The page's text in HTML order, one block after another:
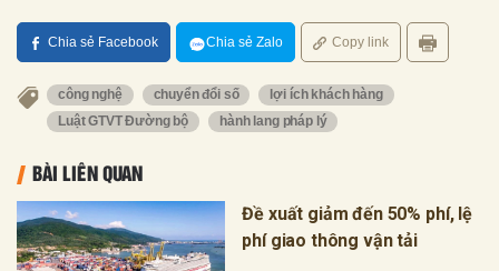
Chia sẻ Facebook Chia sẻ Zalo Copy link
công nghệ chuyển đổi số
lợi ích khách hàng
Luật GTVT Đường bộ
hành lang pháp lý
BÀI LIÊN QUAN
Đề xuất giảm đến 50% phí, lệ
phí giao thông vận tải